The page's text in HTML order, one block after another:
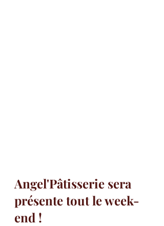
Angel'Pâtisserie sera
présente tout le week-
end !